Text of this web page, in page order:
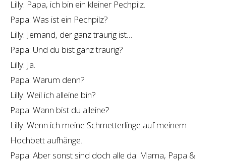
UNTERWEGS
MEDIEN
KONTAKT
LINKS
Lilly: Papa, ich bin ein kleiner Pechpilz.
Papa: Was ist ein Pechpilz?
Lilly: Jemand, der ganz traurig ist…
Papa: Und du bist ganz traurig?
Lilly: Ja.
Papa: Warum denn?
Lilly: Weil ich alleine bin?
Papa: Wann bist du alleine?
Lilly: Wenn ich meine Schmetterlinge auf meinem
Hochbett aufhänge.
Papa: Aber sonst sind doch alle da: Mama, Papa &